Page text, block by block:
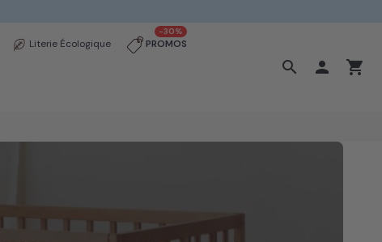
Literie Écologique PROMOS
-30%
search  shopping_cart